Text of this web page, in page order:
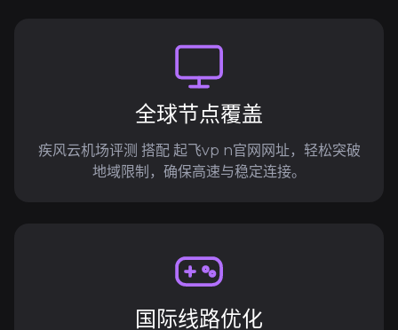
全球节点覆盖
疾风云机场评测 搭配 起飞vp n官网网址，轻松突破
地域限制，确保高速与稳定连接。
国际线路优化